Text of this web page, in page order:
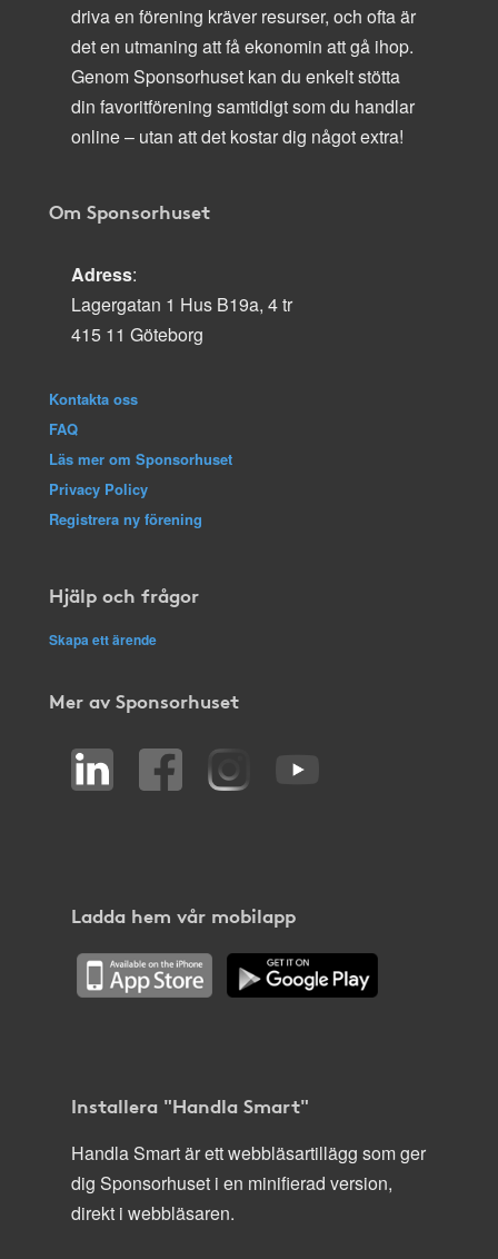
driva en förening kräver resurser, och ofta är
det en utmaning att få ekonomin att gå ihop.
Genom Sponsorhuset kan du enkelt stötta
din favoritförening samtidigt som du handlar
online – utan att det kostar dig något extra!
Om Sponsorhuset
Adress:
Lagergatan 1 Hus B19a, 4 tr
415 11 Göteborg
Kontakta oss
FAQ
Läs mer om Sponsorhuset
Privacy Policy
Registrera ny förening
Hjälp och frågor
Skapa ett ärende
Mer av Sponsorhuset
Ladda hem vår mobilapp
Installera "Handla Smart"
Handla Smart är ett webbläsartillägg som ger
dig Sponsorhuset i en minifierad version,
direkt i webbläsaren.